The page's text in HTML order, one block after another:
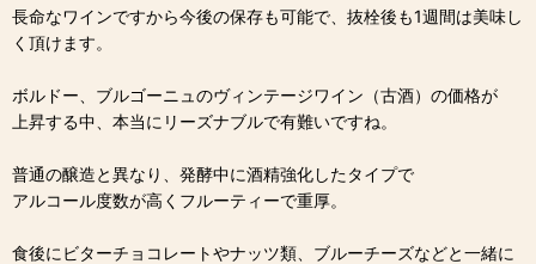
長命なワインですから今後の保存も可能で、抜栓後も1週間は美味し
く頂けます。
ボルドー、ブルゴーニュのヴィンテージワイン（古酒）の価格が
上昇する中、本当にリーズナブルで有難いですね。
普通の醸造と異なり、発酵中に酒精強化したタイプで
アルコール度数が高くフルーティーで重厚。
食後にビターチョコレートやナッツ類、ブルーチーズなどと一緒に